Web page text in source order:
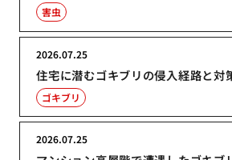
害虫
住宅に潜むゴキブリの侵入経路と対
2026.07.25
ゴキブリ
2026.07.25